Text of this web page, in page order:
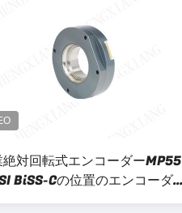
対回転式エンコーダーMP55
BiSS-Cの位置のエンコーダ
ンターフェイスさせる